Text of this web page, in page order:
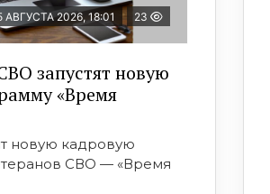
АВГУСТА 2026, 18:01 23
запустят новую
«Время
новую кадровую
СВО — «Время